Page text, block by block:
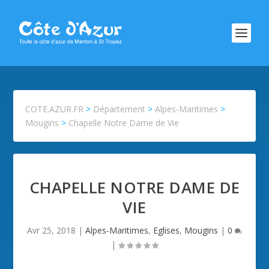
COTE.AZUR.FR > Département >Alpes-Maritimes >
Mougins > Chapelle Notre Dame de Vie
CHAPELLE NOTRE DAME DE
VIE
Avr 25, 2018 | Alpes-Maritimes, Eglises, Mougins | 0
|